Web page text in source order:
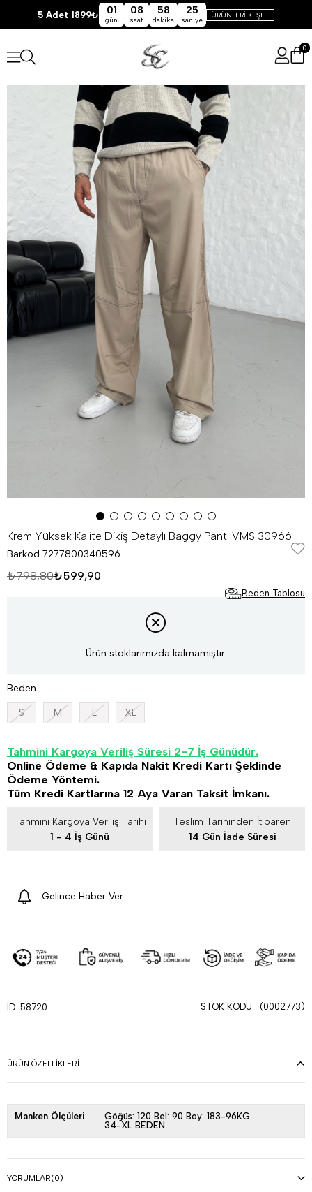
5 Adet 1899₺ 01
gün
08
saat
58
dakika
25
saniye
ÜRÜNLERİ KEŞET
0
Krem Yüksek Kalite Dikiş Detaylı Baggy Pant. VMS 30966
Barkod 7277800340596
₺798,80₺599,90
Beden Tablosu
Ürün stoklarımızda kalmamıştır.
Beden
S M L XL
Tahmini Kargoya Veriliş Süresi 2-7 İş Günüdür.
Online Ödeme & Kapıda Nakit Kredi Kartı Şeklinde
Ödeme Yöntemi.
Tüm Kredi Kartlarına 12 Aya Varan Taksit İmkanı.
Tahmini Kargoya Veriliş Tarihi
1 - 4 İş Günü
Teslim Tarihinden İtibaren
14 Gün İade Süresi
Gelince Haber Ver
ID: 58720 STOK KODU (0002773)
ÜRÜN ÖZELLIKLERI
Manken Ölçüleri
Göğüs: 120 Bel: 90 Boy: 183-96KG
34-XL BEDEN
YORUMLAR(0)